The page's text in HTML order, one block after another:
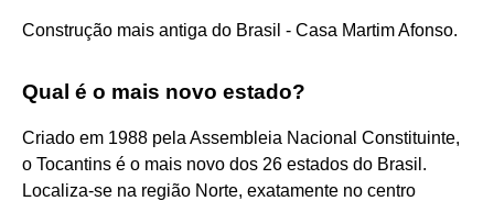
Construção mais antiga do Brasil - Casa Martim Afonso.
Qual é o mais novo estado?
Criado em 1988 pela Assembleia Nacional Constituinte,
o Tocantins é o mais novo dos 26 estados do Brasil.
Localiza-se na região Norte, exatamente no centro